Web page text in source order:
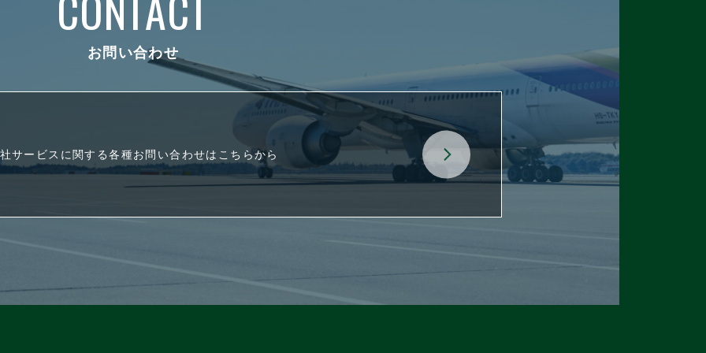
お問い合わせ
サービスに関する各種お問い合わせはこちらから